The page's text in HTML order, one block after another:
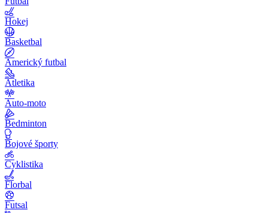
Hokej
Basketbal
Americký futbal
Atletika
Auto-moto
Bedminton
Bojové športy
Cyklistika
Florbal
Futsal